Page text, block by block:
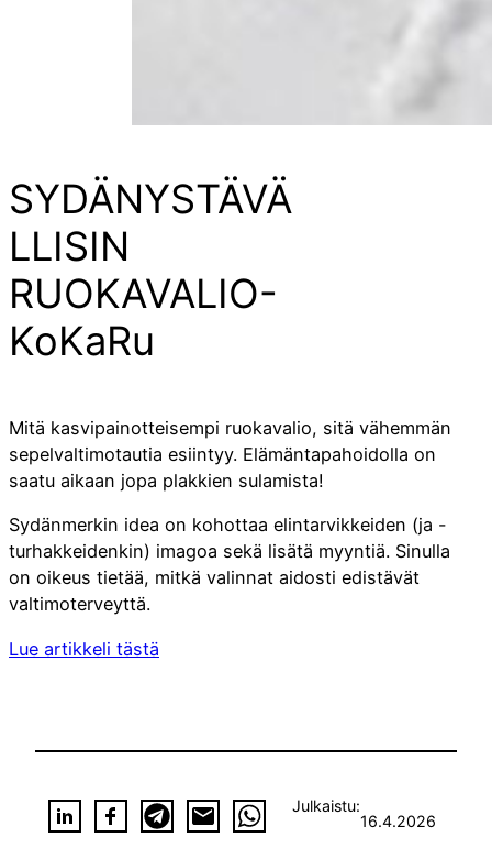
SYDÄNYSTÄVÄ
LLISIN
RUOKAVALIO-
KoKaRu
Mitä kasvipainotteisempi ruokavalio, sitä vähemmän
sepelvaltimotautia esiintyy. Elämäntapahoidolla on
saatu aikaan jopa plakkien sulamista!
Sydänmerkin idea on kohottaa elintarvikkeiden (ja -
turhakkeidenkin) imagoa sekä lisätä myyntiä. Sinulla
on oikeus tietää, mitkä valinnat aidosti edistävät
valtimoterveyttä.
Lue artikkeli tästä
Julkaistu:
16.4.2026